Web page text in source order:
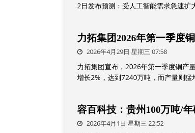
2日发布预测：受人工智能需求急速扩
力拓集团2026年第一季度
2026年4月29日 星期三 07:58
力拓集团宣布，2026年第一季度铜产
增长2%，达到7240万吨，而产量则猛
容百科技：贵州100万吨/
2026年4月1日 星期三 22:52